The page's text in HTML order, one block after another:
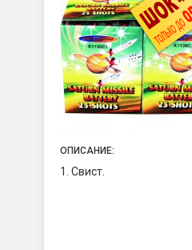
ОПИСАНИЕ:
1. Свист.